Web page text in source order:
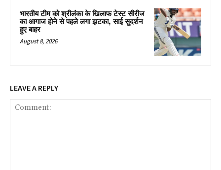
भारतीय टीम को श्रीलंका के खिलाफ टेस्ट सीरीज
का आगाज होने से पहले लगा झटका, साई सुदर्शन
हुए बाहर
August 8, 2026
LEAVE A REPLY